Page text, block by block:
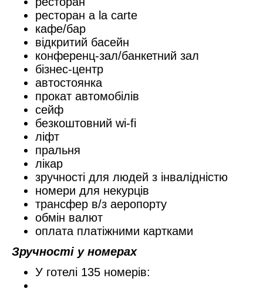
ресторан a la carte
кафе/бар
відкритий басейн
конференц-зал/банкетний зал
бізнес-центр
автостоянка
прокат автомобілів
сейф
безкоштовний wi-fi
ліфт
пральня
лікар
зручності для людей з інвалідністю
номери для некурців
трансфер в/з аеропорту
обмін валют
оплата платіжними картками
Зручності у номерах
У готелі 135 номерів: